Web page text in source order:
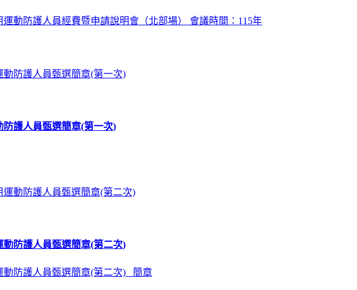
動防護人員經費暨申請說明會（北部場） 會議時間：115年
防護人員甄選簡章(第一次)
動防護人員甄選簡章(第二次)
動防護人員甄選簡章(第二次) 簡章